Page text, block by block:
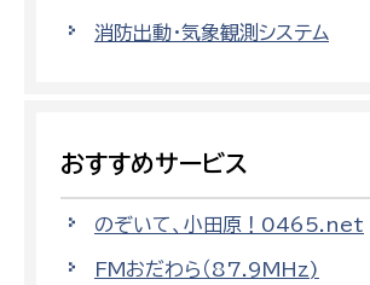
消防出動・気象観測システム
おすすめサービス
のぞいて、小田原！0465.net
FMおだわら（87.9MHz)